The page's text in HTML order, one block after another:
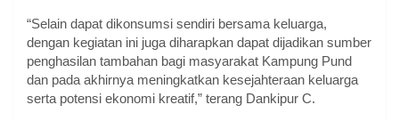
“Selain dapat dikonsumsi sendiri bersama keluarga,
dengan kegiatan ini juga diharapkan dapat dijadikan sumber
penghasilan tambahan bagi masyarakat Kampung Pund
dan pada akhirnya meningkatkan kesejahteraan keluarga
serta potensi ekonomi kreatif,” terang Dankipur C.